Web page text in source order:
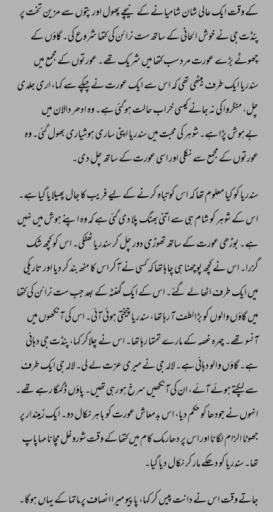
کے وقت ایک عالی شان شامیانے کے نیچے پھول اور پتوں سے مزین تخت پر
پنڈت جی نے خوش الحانی کے ساتھ ست نرائن کی کتھا شروع کی۔ گاؤں کے
چھوٹے بڑے عورت مرد سب کتھا میں شریک تھے۔ عورتوں کے مجمع میں
سندریا ایک طرف بیٹھی تھی کہ اس سے ایک عورت نے چپکے سے کہا، اری جلدی
چل، منگروا کی نہ جانے کیسی خراب حالت ہو گئی ہے۔ وہ ادھر دالان میں
بےہوش پڑا ہے۔ شوہر کی محبت میں سندریا اپنی ساری ہوشیاری بھول گئی۔ وہ
عورتوں کے مجمع سے نکلی اور اسی عورت کے ساتھ چل دی۔
سندریا کو کیا معلوم تھا کہ اس کو تباہ کرنے کے لیے فریب کا جال پھیلایا گیا ہے۔
اس کے شوہر کو شام ہی سے اتنی بھنگ پلا دی گئی ہے کہ وہ اپنے ہوش میں نہیں
ہے۔ بوڑھی عورت کے ساتھ تھوڑی دور چل کر سندریا ٹھٹکی۔ اس کو کچھ شک
گزرا۔ اس نے کچھ پوچھنا ہی چاہا تھا کہ کسی نے آکر اس کا منھ بند کر دیا اور تاریکی
میں ایک طرف اٹھا لے گئے۔ اس کے ایک گھنٹہ کے بعد جب ست نرائن کی کتھا
میں گاؤں والوں کو بڑالطف آ رہا تھا، سندریا چیختی ہوئی آئی۔ اس کی آنکھوں میں
آنسو تھے۔ چہرہ غصہ کے مارے تمتما رہا تھا۔ اس نے چلاکر کہا، پنڈت جی دہائی
ہے۔ گاؤں والو دہائی ہے۔ لالہ جی نے میری عزت لے لی۔ لالہ جی ایک طرف
سے لپکتے ہوئے آئے، ان کی آنکھیں سرخ ہو رہی تھیں۔ پاؤں ڈگمگا رہے تھے۔
انہوں نے جودھا کو حکم دیا، اس بدمعاش عورت کو باہر نکال دو۔ ایک زمیندار پر
جھوٹا الزام لگانا اور اس پر دھارمک کام میں کتھا کے وقت شوروغل مچانا مہاپاپ
تھا۔ سندریا کو دھکے مار کر نکال دیا گیا۔
جاتے وقت اس نے دانت پیس کر کہا، پاپیو میرا انصاف پرماتما کے یہاں ہوگا۔